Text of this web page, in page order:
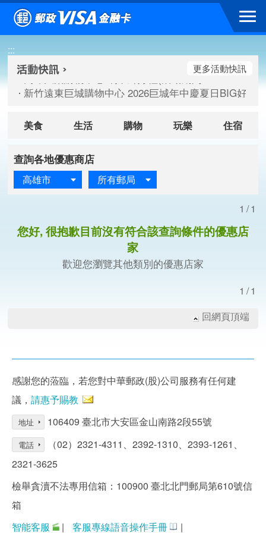
跳到主要內容區塊
:::
高雄大樂購物中心 刷卡郵好禮(活動期間：115/08/07-
臺北三創生活 有點東西第2波 刷卡郵好禮(活動期間：
高雄大樂購物中心 刷卡郵好禮(活動期間：115/08/07-
新竹遠東巨城購物中心 2026巨城年中慶夏日BIG好刷(
更多活動快訊
美食 生活 購物 玩樂 住宿
查詢各地優惠商店
高雄市 所有郵局
1/1
您好, 很抱歉目前沒有符合該查詢條件的優惠店
家
歡迎您瀏覽其他類別的優惠店家
1/1
回網頁頂端
感謝您的蒞臨，若您對中華郵政(股)公司服務有任何建
議， 請惠予賜教
地址 106409 臺北市大安區金山南路2段55號
電話
（02）2321-4311、2392-1310、2393-1261、
2321-3625
檢舉貪瀆不法專用信箱：100900 臺北北門郵局第610號信
箱
智能客服
| 客服專線語音操作手冊 |